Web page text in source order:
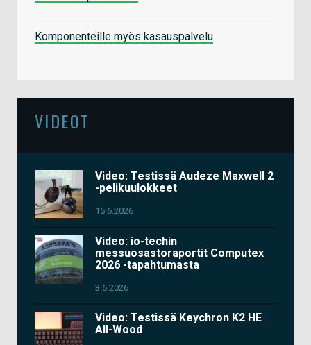
Komponenteille myös kasauspalvelu
VIDEOT
Video: Testissä Audeze Maxwell 2
-pelikuulokkeet
15.6.2026
Video: io-techin
messuosastoraportit Computex
2026 -tapahtumasta
3.6.2026
Video: Testissä Keychron K2 HE
All-Wood